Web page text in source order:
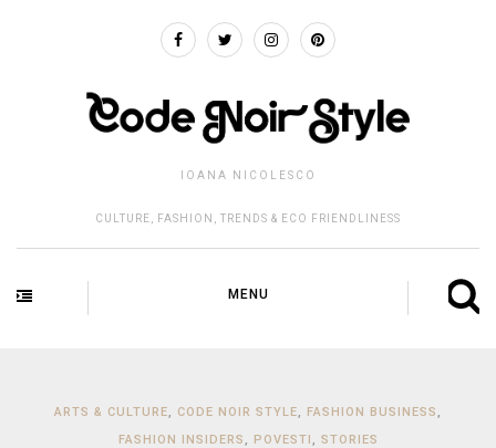
IOANA NICOLESCO
CULTURE, FASHION, TRENDS & ECO FRIENDLINESS
MENU
ARTS & CULTURE CODE NOIR STYLE FASHION BUSINESS
FASHION INSIDERS
POVESTI STORIES